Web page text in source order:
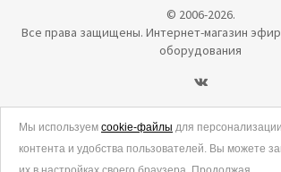
© 2006-2026.
Все права защищены. Интернет-магазин
оборудования
Политика в отношении обработки
Согласие на обработку персональных данных
Мы используем cookie-файлы для персонализации
контента и удобства пользователей. Вы можете